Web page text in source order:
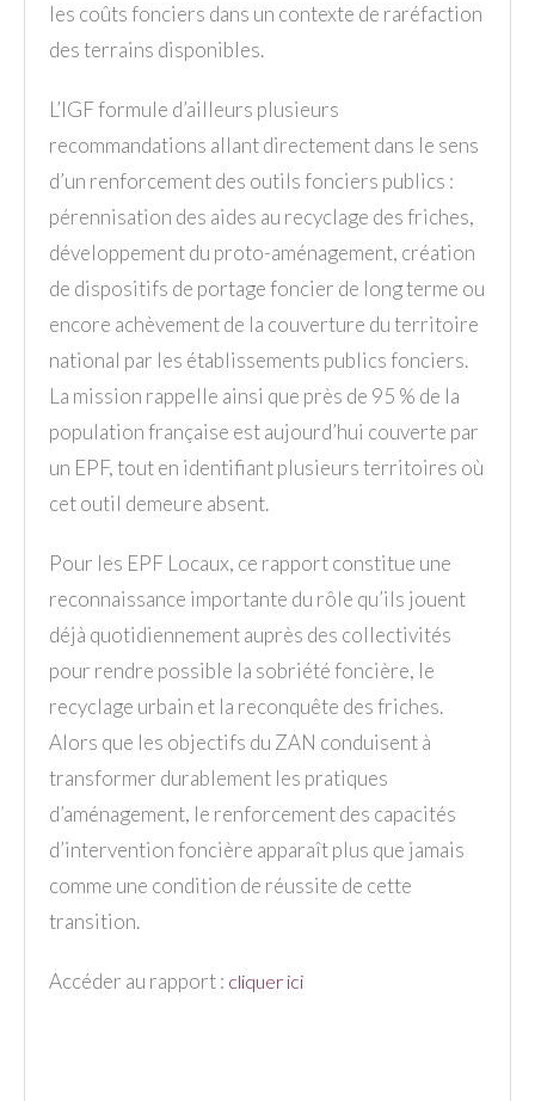
les coûts fonciers dans un contexte de raréfaction
des terrains disponibles.
L’IGF formule d’ailleurs plusieurs
recommandations allant directement dans le sens
d’un renforcement des outils fonciers publics :
pérennisation des aides au recyclage des friches,
développement du proto-aménagement, création
de dispositifs de portage foncier de long terme ou
encore achèvement de la couverture du territoire
national par les établissements publics fonciers.
La mission rappelle ainsi que près de 95 % de la
population française est aujourd’hui couverte par
un EPF, tout en identifiant plusieurs territoires où
cet outil demeure absent.
Pour les EPF Locaux, ce rapport constitue une
reconnaissance importante du rôle qu’ils jouent
déjà quotidiennement auprès des collectivités
pour rendre possible la sobriété foncière, le
recyclage urbain et la reconquête des friches.
Alors que les objectifs du ZAN conduisent à
transformer durablement les pratiques
d’aménagement, le renforcement des capacités
d’intervention foncière apparaît plus que jamais
comme une condition de réussite de cette
transition.
Accéder au rapport : cliquer ici